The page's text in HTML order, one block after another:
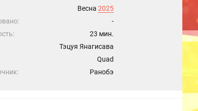
Весна 2025
-
23 мин.
Тэцуя Янагисава
Quad
Ранобэ